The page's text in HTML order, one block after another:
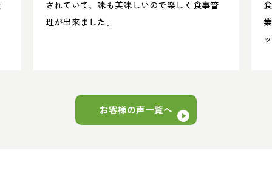
されていて、味も美味しいので楽しく食事管
理が出来ました。
お客様の声一覧へ